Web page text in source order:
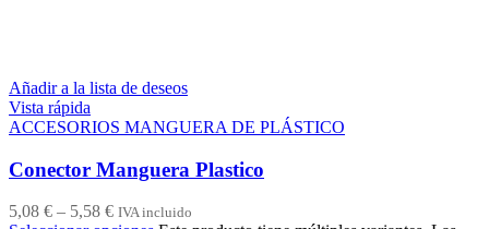
Añadir a la lista de deseos
Vista rápida
ACCESORIOS MANGUERA DE PLÁSTICO
Conector Manguera Plastico
5,08 € – 5,58 € IVA incluido